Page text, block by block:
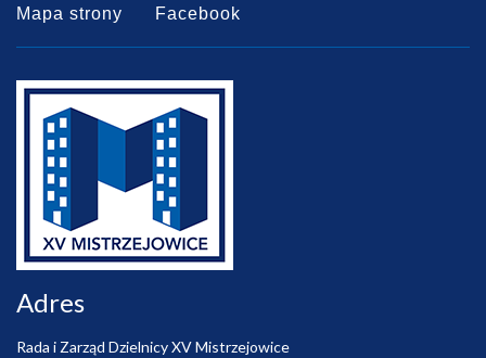
Mapa strony Facebook
Adres
Rada i Zarząd Dzielnicy XV Mistrzejowice